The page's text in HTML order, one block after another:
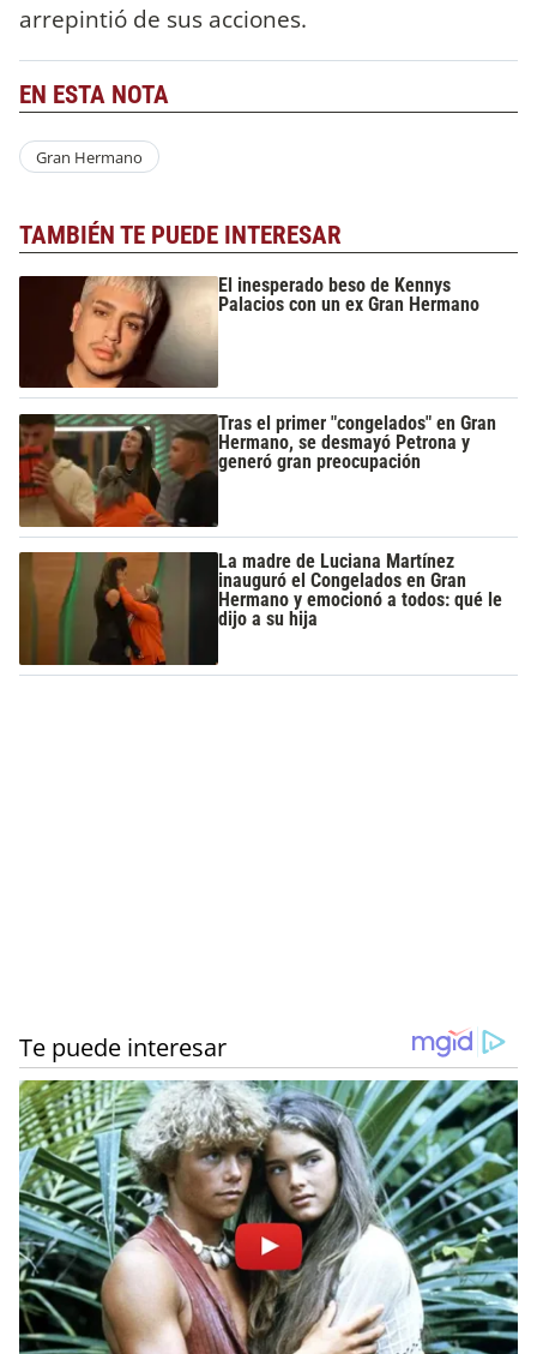
arrepintió de sus acciones.
EN ESTA NOTA
Gran Hermano
TAMBIÉN TE PUEDE INTERESAR
El inesperado beso de Kennys
Palacios con un ex Gran Hermano
Tras el primer "congelados" en Gran
Hermano, se desmayó Petrona y
generó gran preocupación
La madre de Luciana Martínez
inauguró el Congelados en Gran
Hermano y emocionó a todos: qué le
dijo a su hija